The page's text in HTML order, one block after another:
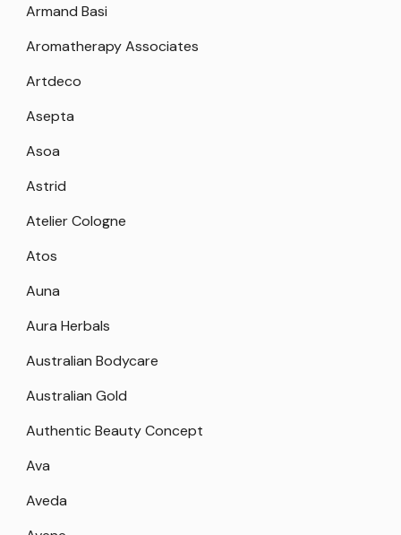
Armand Basi
Aromatherapy Associates
Artdeco
Asepta
Asoa
Astrid
Atelier Cologne
Atos
Auna
Aura Herbals
Australian Bodycare
Australian Gold
Authentic Beauty Concept
Ava
Aveda